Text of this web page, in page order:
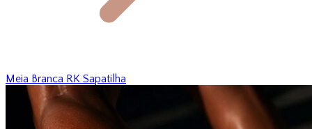
Meia Branca RK Sapatilha